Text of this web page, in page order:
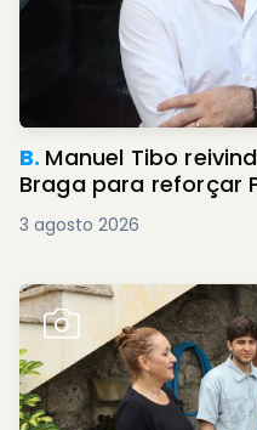
B. Manuel Tibo
Braga para reforçar
3 agosto 2026